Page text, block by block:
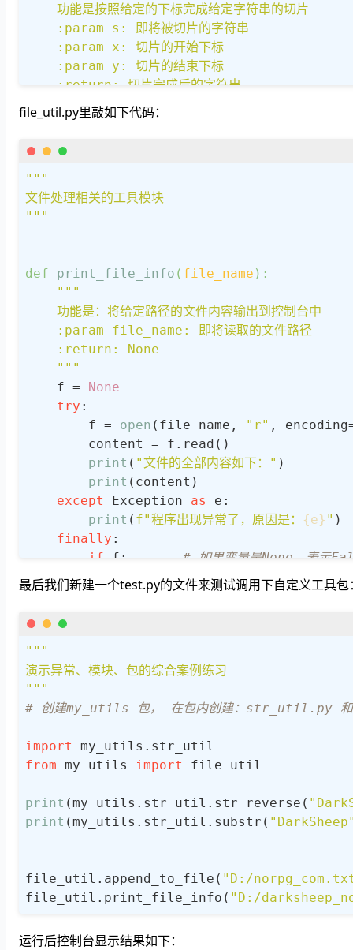
    功能是按照给定的下标完成给定字符串的切片
    :param s: 即将被切片的字符串
    :param x: 切片的开始下标
    :param y: 切片的结束下标
    :return: 切片完成后的字符串
    """
return s[x:y]
if __name__ ==
print(str_reverse(
file_util.py里敲如下代码：
"""
文件处理相关的工具模块
"""
def print_file_info ( file_name ):
"""
    功能是：将给定路径的文件内容输出到控制台中
    :param file_name: 即将读取的文件路径
    :return: None
    """
    f =
None
try :
        f =
open (file_name, "r" ,
        content = f.read()
print ( "文件的全部内容如下：" )
print (content)
except
Exception as
e:
print ( f"程序出现异常了，原因是： {e} " )
finally :
if f: # 如果变量是None，表示
            f.close()
def append_to_file
    功能：将指定的数据追加到指定的文件中
    :param file_name: 指定的文件的路径
    :param data: 指定的数据
    """
    f =
open(file_name, "a", encoding=
    f.write(
"\n")
    f.close()
if __name__ == '__main__' :
    print_file_info(
"D:/bill.txtxxx")
最后我们新建一个test.py的文件来测试调用下自定义工具包
"""
演示异常、模块、包的综合案例练习
"""
# 创建my_utils 包， 在包内创建：str_util.py
import
from my_utils import file_util
print (my_utils.str_util.str_reverse(
print (my_utils.str_util.substr(
file_util.append_to_file( "D:/
file_util.print_file_info( "D:/
运行后控制台显示结果如下：